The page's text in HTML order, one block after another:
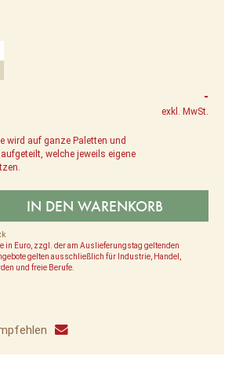
-
exkl. MwSt.
wird auf ganze Paletten und
welche jeweils eigene
in Euro, zzgl. der am Auslieferungstag geltenden
gelten ausschließlich für Industrie, Handel,
und freie Berufe.
IN DEN WARENKORB